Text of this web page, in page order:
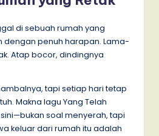
di sebuah rumah yang
dengan penuh harapan. Lama-
Atap bocor, dindingnya
tapi setiap hari tetap
Makna lagu Yang Telah
soal menyerah, tapi
keluar dari rumah itu adalah